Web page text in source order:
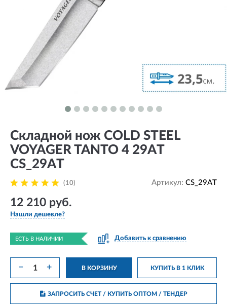
Складной нож COLD STEEL
VOYAGER TANTO 4 29AT
CS_29AT
(10) Артикул: CS_29AT
12 210 руб.
Нашли дешевле?
ЕСТЬ В НАЛИЧИИ Добавить к сравнению
− + В КОРЗИНУ КУПИТЬ В 1 КЛИК
ЗАПРОСИТЬ СЧЕТ / КУПИТЬ ОПТОМ/ ТЕНДЕР